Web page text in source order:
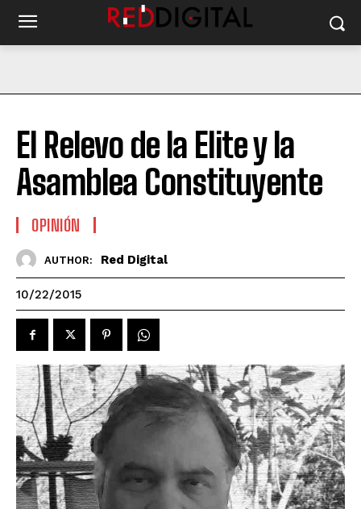
El Relevo de la Elite y la
Asamblea Constituyente
OPINIÓN
AUTHOR: Red Digital
10/22/2015